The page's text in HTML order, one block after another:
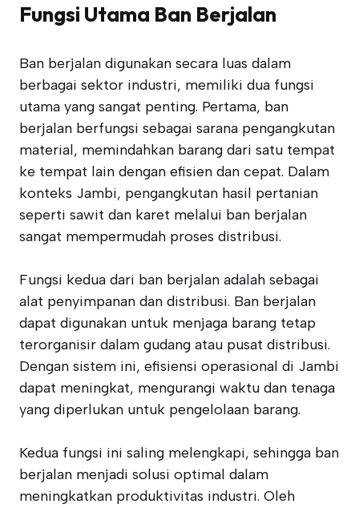
Fungsi Utama Ban Berjalan
Ban berjalan digunakan secara luas dalam
berbagai sektor industri, memiliki dua fungsi
utama yang sangat penting. Pertama, ban
berjalan berfungsi sebagai sarana pengangkutan
material, memindahkan barang dari satu tempat
ke tempat lain dengan efisien dan cepat. Dalam
konteks Jambi, pengangkutan hasil pertanian
seperti sawit dan karet melalui ban berjalan
sangat mempermudah proses distribusi.
Fungsi kedua dari ban berjalan adalah sebagai
alat penyimpanan dan distribusi. Ban berjalan
dapat digunakan untuk menjaga barang tetap
terorganisir dalam gudang atau pusat distribusi.
Dengan sistem ini, efisiensi operasional di Jambi
dapat meningkat, mengurangi waktu dan tenaga
yang diperlukan untuk pengelolaan barang.
Kedua fungsi ini saling melengkapi, sehingga ban
berjalan menjadi solusi optimal dalam
meningkatkan produktivitas industri. Oleh